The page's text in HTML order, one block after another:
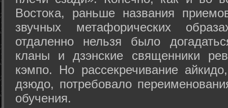
Востока, раньше названия
звучных метафорических
отдаленно нельзя было
кланы и дзэнские священники
кэмпо. Но рассекречивание
дзюдо, потребовало
обучения.